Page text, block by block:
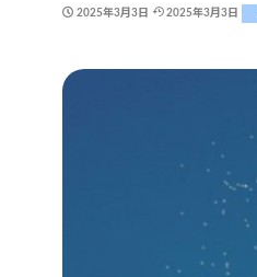
2025年3月3日 2025年3月3日